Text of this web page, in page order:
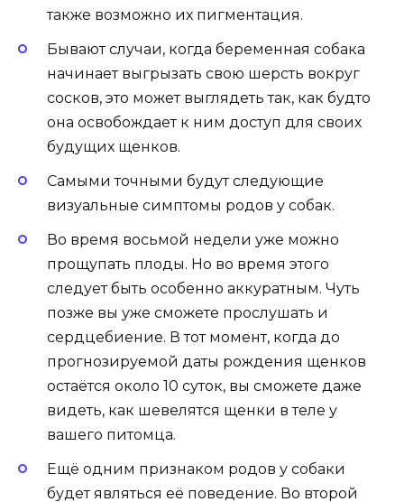
также возможно их пигментация.
Бывают случаи, когда беременная собака
начинает выгрызать свою шерсть вокруг
сосков, это может выглядеть так, как будто
она освобождает к ним доступ для своих
будущих щенков.
Самыми точными будут следующие
визуальные симптомы родов у собак.
Во время восьмой недели уже можно
прощупать плоды. Но во время этого
следует быть особенно аккуратным. Чуть
позже вы уже сможете прослушать и
сердцебиение. В тот момент, когда до
прогнозируемой даты рождения щенков
остаётся около 10 суток, вы сможете даже
видеть, как шевелятся щенки в теле у
вашего питомца.
Ещё одним признаком родов у собаки
будет являться её поведение. Во второй